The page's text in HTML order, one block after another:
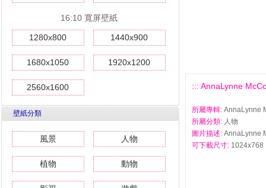
16:10 寬屏壁紙
1280x800 1440x900
1680x1050 1920x1200
2560x1600
壁紙分類
風景 人物
植物 動物
::: AnnaLynne
所屬專輯: AnnaLynne
所屬分類: 人物
圖片描述: AnnaLynne
可下載尺寸: